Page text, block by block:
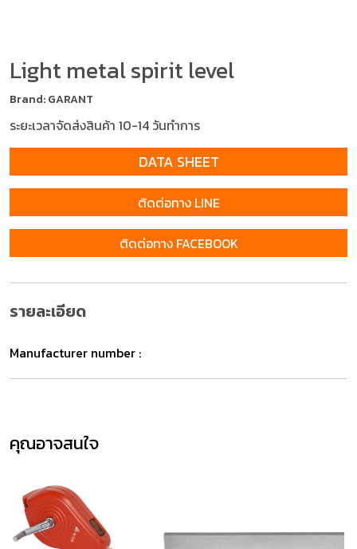
Light metal spirit level
Brand: GARANT
ระยะเวลาจัดส่งสินค้า 10-14 วันทำการ
DATA SHEET
ติดต่อทาง LINE
ติดต่อทาง FACEBOOK
รายละเอียด
Manufacturer number :
คุณอาจสนใจ